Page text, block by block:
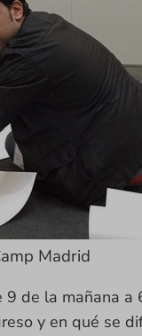
Madrid
9 de la mañana a
y en qué se